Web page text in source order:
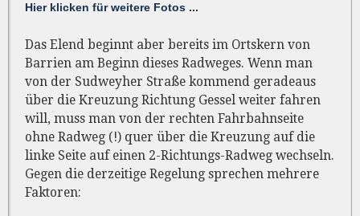
Hier klicken für weitere Fotos ...
Das Elend beginnt aber bereits im Ortskern von
Barrien am Beginn dieses Radweges. Wenn man
von der Sudweyher Straße kommend geradeaus
über die Kreuzung Richtung Gessel weiter fahren
will, muss man von der rechten Fahrbahnseite
ohne Radweg (!) quer über die Kreuzung auf die
linke Seite auf einen 2-Richtungs-Radweg wechseln.
Gegen die derzeitige Regelung sprechen mehrere
Faktoren: